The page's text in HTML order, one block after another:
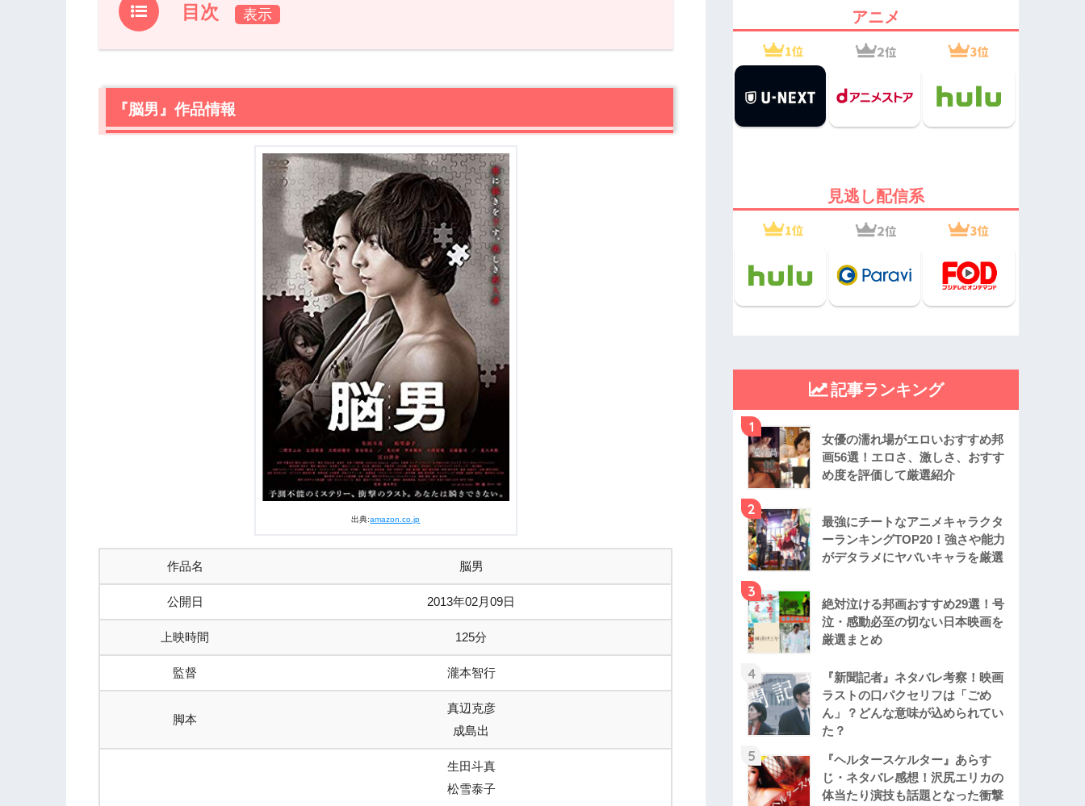
目次
1.『脳男』作品情報
3.【ネタバレ】『脳男』感想レビュー
3.1連続爆弾テロ事件
鈴木一郎（生田斗真）という男
鈴木（生田斗真）の正体とは
フロイトのような死に方はしたくない
『脳男』のざっくりとした感想を。
『脳男』作品情報
出典:amazon.co.jp
作品名 脳男
公開日 2013年02月09日
上映時間 125分
監督 瀧本智行
脚本
真辺克彦
成島出
生田斗真
松雪泰子
アニメ
見逃し配信系
記事ランキング
1
女優の濡れ場がエロいおすすめ邦
画56選！エロさ、激しさ、おすす
め度を評価して厳選紹介
2
最強にチートなアニメキャラクタ
ーランキングTOP20！強さや能力
がデタラメにヤバいキャラを厳選
3
絶対泣ける邦画おすすめ29選！号
泣・感動必至の切ない日本映画を
厳選まとめ
4
『新聞記者』ネタバレ考察！映画
ラストの口パクセリフは「ごめ
ん」？どんな意味が込められてい
た？
5
『ヘルタースケルター』あらす
じ・ネタバレ感想！沢尻エリカの
体当たり演技も話題となった衝撃